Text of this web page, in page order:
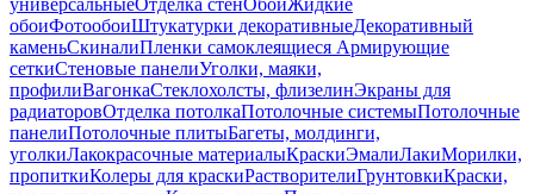
универсальныеОтделка стенОбоиЖидкие
обоиФотообоиШтукатурки декоративныеДекоративный
каменьСкиналиПленки самоклеящиеся Армирующие
сеткиСтеновые панелиУголки, маяки,
профилиВагонкаСтеклохолсты, флизелинЭкраны для
радиаторовОтделка потолкаПотолочные системыПотолочные
панелиПотолочные плитыБагеты, молдинги,
уголкиЛакокрасочные материалыКраскиЭмалиЛакиМорилки,
пропиткиКолеры для краскиРастворителиГрунтовкиКраски,